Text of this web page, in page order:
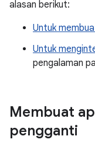
alasan berikut:
Untuk
Untuk
pengalaman
Membuat
pengganti